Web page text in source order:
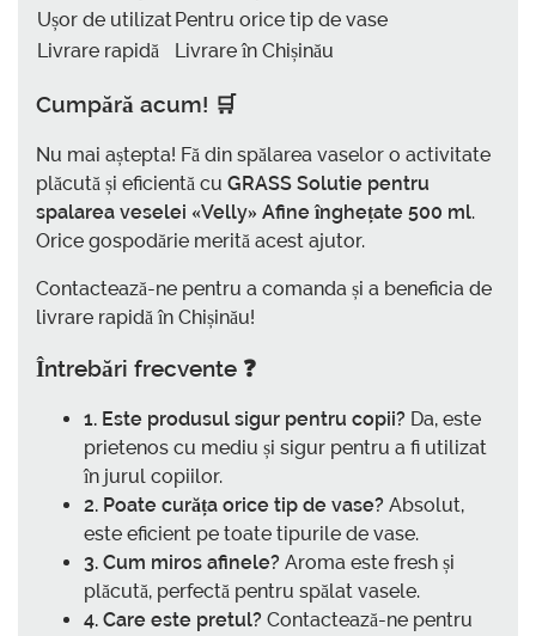
Ușor de utilizatPentru orice tip de vase
Livrare rapidă
Livrare în Chișinău
Cumpără acum! 🛒
Nu mai aștepta! Fă din spălarea vaselor o activitate
plăcută și eficientă cu GRASS Solutie pentru
spalarea veselei «Velly» Afine înghețate 500 ml.
Orice gospodărie merită acest ajutor.
Contactează-ne pentru a comanda și a beneficia de
livrare rapidă în Chișinău!
Întrebări frecvente ❓
1. Este produsul sigur pentru copii? Da, este
prietenos cu mediu și sigur pentru a fi utilizat
în jurul copiilor.
2. Poate curăța orice tip de vase? Absolut,
este eficient pe toate tipurile de vase.
3. Cum miros afinele? Aroma este fresh și
plăcută, perfectă pentru spălat vasele.
4. Care este pretul? Contactează-ne pentru